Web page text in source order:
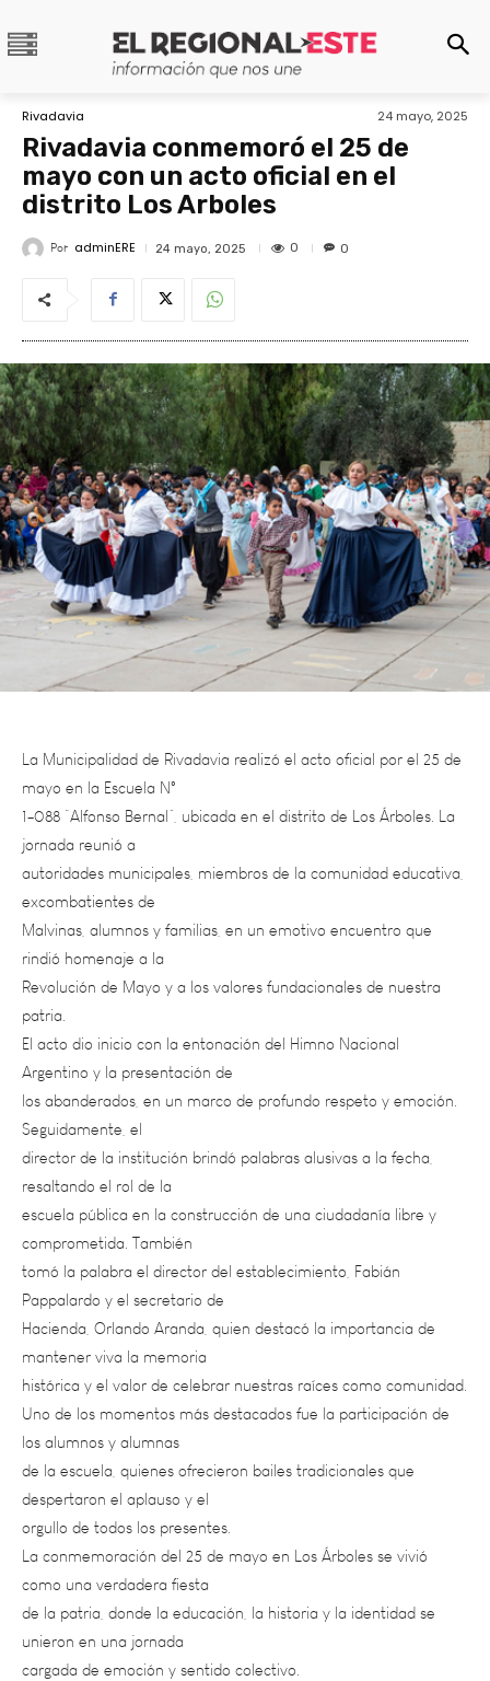
Rivadavia 24 mayo, 2025
Rivadavia conmemoró el 25 de
mayo con un acto oficial en el
distrito Los Arboles
Por adminERE 24 mayo, 2025 0 0
La Municipalidad de Rivadavia realizó el acto oficial por el 25 de
mayo en la Escuela N°
1-088 “Alfonso Bernal”, ubicada en el distrito de Los Árboles. La
jornada reunió a
autoridades municipales, miembros de la comunidad educativa,
excombatientes de
Malvinas, alumnos y familias, en un emotivo encuentro que
rindió homenaje a la
Revolución de Mayo y a los valores fundacionales de nuestra
patria.
El acto dio inicio con la entonación del Himno Nacional
Argentino y la presentación de
los abanderados, en un marco de profundo respeto y emoción.
Seguidamente, el
director de la institución brindó palabras alusivas a la fecha,
resaltando el rol de la
escuela pública en la construcción de una ciudadanía libre y
comprometida. También
tomó la palabra el director del establecimiento, Fabián
Pappalardo y el secretario de
Hacienda, Orlando Aranda, quien destacó la importancia de
mantener viva la memoria
histórica y el valor de celebrar nuestras raíces como comunidad.
Uno de los momentos más destacados fue la participación de
los alumnos y alumnas
de la escuela, quienes ofrecieron bailes tradicionales que
despertaron el aplauso y el
orgullo de todos los presentes.
La conmemoración del 25 de mayo en Los Árboles se vivió
como una verdadera fiesta
de la patria, donde la educación, la historia y la identidad se
unieron en una jornada
cargada de emoción y sentido colectivo.